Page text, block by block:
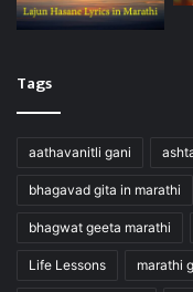
Tags
aathavanitli gani
bhagavad gita in marathi
bhagwat geeta marathi
Life Lessons marathi